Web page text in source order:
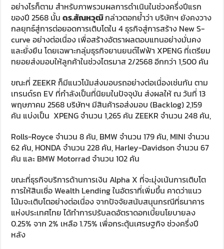
อย่างไรก็ตาม สำหรับภาพรวมผลการดำเนินในช่วงครึ่งปีแรก
ของปี 2568 นั้นดร.สัณหวุฒิกล่าวตอกย้ำว่า บริษัทฯ ยังคงวาง
กลยุทธ์สู่การต่อยอดการเติบโตใน 4 ธุรกิจสู่การสร้าง New S-
curve อย่างต่อเนื่อง เพื่อสร้างอัตราผลตอบแทนอย่างมั่นคง
และยั่งยืน โดยเฉพาะกลุ่มธุรกิจยานยนต์ไฟฟ้า XPENG ที่เตรียม
ทยอยส่งมอบให้ลูกค้าในช่วงไตรมาส 2/2568 อีกกว่า 1,500 คัน
ขณะที่ ZEEKR ก็มีแนวโน้มส่งมอบรถอย่างต่อเนื่องเช่นกัน ตาม
เทรนด์รถ EV ที่กำลังเป็นที่นิยมในปัจจุบัน ส่งผลให้ ณ วันที่ 13
พฤษภาคม 2568 บริษัทฯ มีสินค้ารอส่งมอบ (Backlog) 2,159
คัน แบ่งเป็น XPENG จำนวน 1,265 คัน ZEEKR จำนวน 248 คัน,
Rolls-Royce จำนวน 8 คัน, BMW จำนวน 179 คัน, MINI จำนวน
62 คัน, HONDA จำนวน 228 คัน, Harley-Davidson จำนวน 67
คัน และ BMW Motorrad จำนวน 102 คัน
ขณะที่ธุรกิจบริการด้านการเงิน Alpha X ที่จะมุ่งเน้นการเติบโต
การให้สินเชื่อ Wealth Lending ในอัตราที่เพิ่มขึ้น คาดว่าแนว
โน้มจะเติบโตอย่างต่อเนื่อง จากปัจจัยสนับสนุนกรณีที่ธนาคาร
แห่งประเทศไทย ได้ทำการปรับลดอัตราดอกเบี้ยนโยบายลง
0.25% จาก 2% เหลือ 1.75% เพื่อกระตุ้นเศรษฐกิจ ช่วงครึ่งปี
หลัง